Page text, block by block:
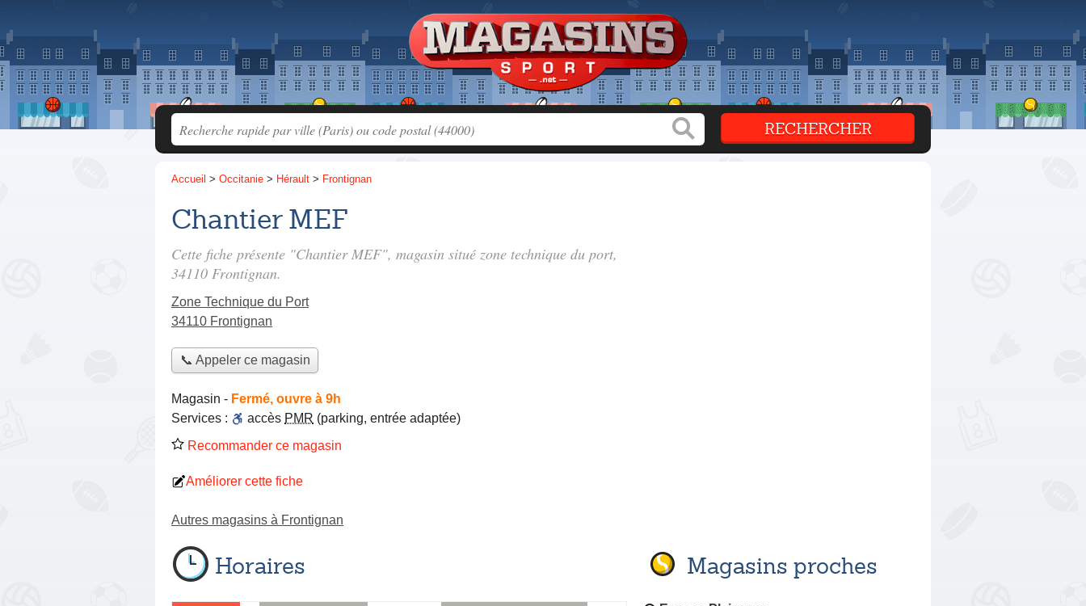
Accueil > Occitanie > Hérault > Frontignan
Chantier MEF
Cette fiche présente "Chantier MEF", magasin situé zone technique du port,
34110 Frontignan.
Zone Technique du Port
34110 Frontignan
📞 Appeler ce magasin
Magasin - Fermé, ouvre à 9h
Services :
accès PMR (parking, entrée adaptée)
Recommander ce magasin
Améliorer cette fiche
Autres magasins à Frontignan
Horaires Magasins proches